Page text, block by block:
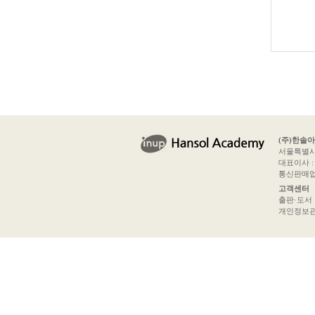
(주)한솔
서울특별
대표이사
통신판매
고객센터
출판·도
개인정보